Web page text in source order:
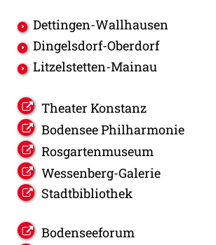
Dettingen-Wallhausen
Dingelsdorf-Oberdorf
Litzelstetten-Mainau
Theater Konstanz
Bodensee Philharmonie
Rosgartenmuseum
Wessenberg-Galerie
Stadtbibliothek
Bodenseeforum